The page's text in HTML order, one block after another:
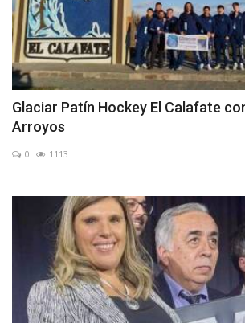
Glaciar Patín Hockey El Calafate
Arroyos
0 1113